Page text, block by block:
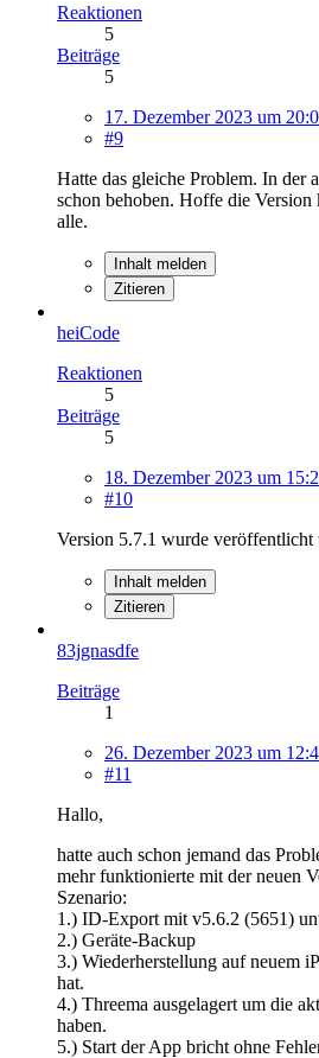
Reaktionen
5
Beiträge
5
17. Dezember 2023 um
#9
Hatte das gleiche Problem. In der
schon behoben. Hoffe die
alle.
Inhalt melden
Zitieren
heiCode
Reaktionen
5
Beiträge
5
18. Dezember 2023 um
#10
Version 5.7.1 wurde veröffentlicht
Inhalt melden
Zitieren
83jgnasdfe
Beiträge
1
26. Dezember 2023 um
#11
Hallo,
hatte auch schon jemand das
mehr funktionierte mit der neuen
Szenario:
1.) ID-Export mit v5.6.2 (5651)
2.) Geräte-Backup
3.) Wiederherstellung auf neuem
hat.
4.) Threema ausgelagert um die
haben.
5.) Start der App bricht ohne